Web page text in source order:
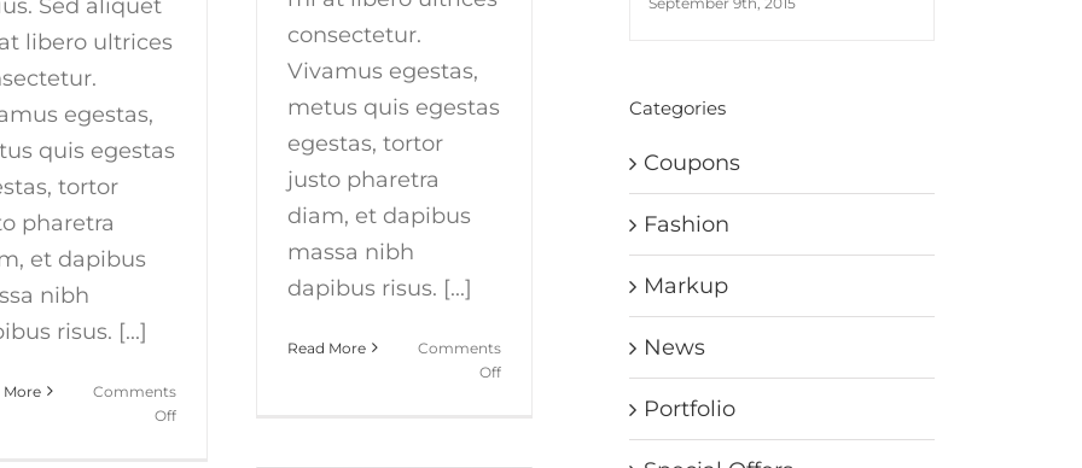
consectetur.
Vivamus egestas,
metus quis egestas
egestas, tortor
justo pharetra
diam, et dapibus
massa nibh
dapibus risus. [...]
Read More
Comments
Offon
Sed aliquet
libero ultrices
egestas,
quis egestas
tortor
pharetra
et dapibus
nibh
risus. [...]
More
Comments
Offon
Categories
Coupons
Fashion
Markup
News
Portfolio